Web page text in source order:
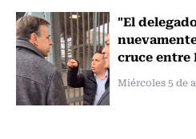
"El
cruce entre
Miércoles 5 de